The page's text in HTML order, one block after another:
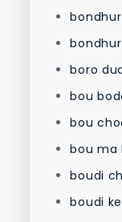
boro
bou
bou
bou ma
boudi
boudi